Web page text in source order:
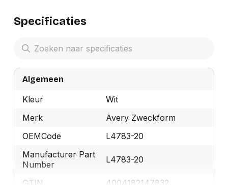
Specificaties
Algemeen
Kleur
Wit
Merk
Avery Zweckform
OEMCode
L4783-20
Manufacturer Part
Number
L4783-20
GTIN 4004182147832